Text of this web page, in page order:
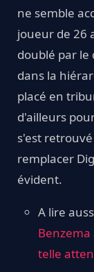
ne semble
joueur de 26
doublé par le
dans la
placé en
d'ailleurs
s'est
remplacer
évident.
A lire
Benzema
telle